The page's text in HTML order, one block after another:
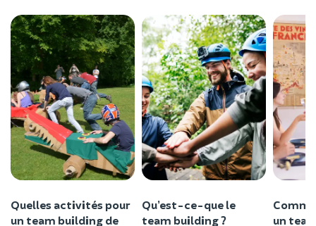
Quelles activités pour
un team building de
Qu’est-ce-que le
team building ?
un